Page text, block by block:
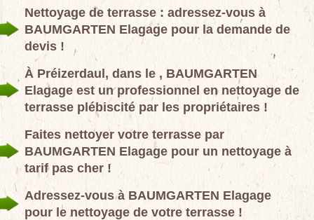
Nettoyage de terrasse : adressez-vous à
BAUMGARTEN Elagage pour la demande de
devis !
À Préizerdaul, dans le , BAUMGARTEN
Elagage est un professionnel en nettoyage de
terrasse plébiscité par les propriétaires !
Faites nettoyer votre terrasse par
BAUMGARTEN Elagage pour un nettoyage à
tarif pas cher !
Adressez-vous à BAUMGARTEN Elagage
pour le nettoyage de votre terrasse !